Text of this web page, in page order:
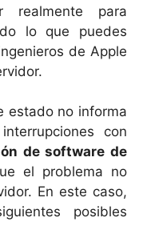
realmente para
lo que puedes
de Apple
estado no informa
con
de software de
el problema no
En este caso,
posibles